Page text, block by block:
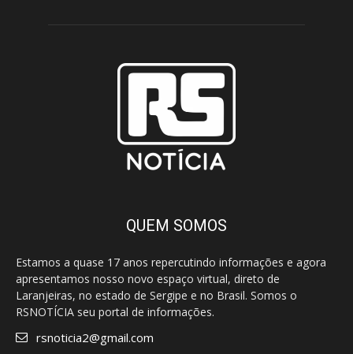
QUEM SOMOS
Estamos a quase 17 anos repercutindo informações e agora
apresentamos nosso novo espaço virtual, direto de
Laranjeiras, no estado de Sergipe e no Brasil. Somos o
RSNOTÍCIA seu portal de informações.
rsnoticia2@gmail.com